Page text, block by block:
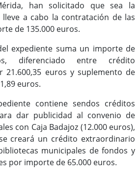
han solicitado que sea la
a cabo la contratación de las
de 135.000 euros.
suma un importe de
diferenciado entre crédito
21.600,35 euros y suplemento de
euros.
contiene sendos créditos
dar publicidad al convenio de
con Caja Badajoz (12.000 euros),
creará un crédito extraordinario
municipales de fondos y
por importe de 65.000 euros.